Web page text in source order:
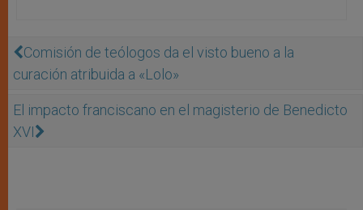
Comisión de teólogos da el visto bueno a la
curación atribuida a «Lolo»
El impacto franciscano en el magisterio de Benedicto
XVI